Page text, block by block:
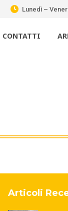
Lunedì –
CONTATTI
Articoli